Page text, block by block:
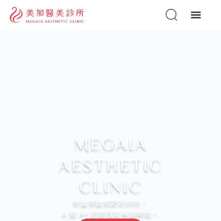
MEGAIA
AESTHETIC
CLINIC
你值得變成更好的你，
A 變 A+ 的旅程從美加開始。